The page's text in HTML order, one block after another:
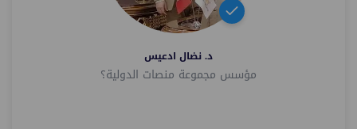
د. نضال ادعيس
مؤسس مجموعة منصات الدولية؟